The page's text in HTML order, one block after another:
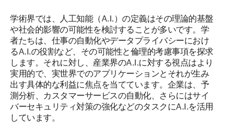
学術界では、人工知能（A.I.）の定義はその理論的基盤
や社会的影響の可能性を検討することが多いです。学
者たちは、仕事の自動化やデータプライバシーにおけ
るA.I.の役割など、その可能性と倫理的考慮事項を探求
します。それに対し、産業界のA.I.に対する視点はより
実用的で、実世界でのアプリケーションとそれが生み
出す具体的な利益に焦点を当てています。企業は、予
測分析、カスタマーサービスの自動化、さらにはサイ
バーセキュリティ対策の強化などのタスクにA.I.を活用
しています。